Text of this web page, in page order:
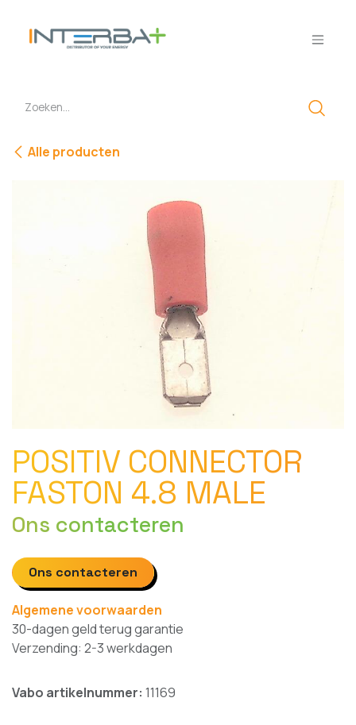
Alle producten
POSITIV CONNECTOR
FASTON 4.8 MALE
Ons contacteren
Ons contacteren
Algemene voorwaarden
30-dagen geld terug garantie
Verzending: 2-3 werkdagen
Vabo artikelnummer: 11169